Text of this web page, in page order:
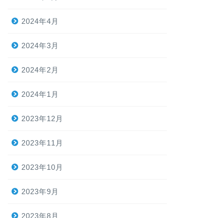
2024年4月
2024年3月
2024年2月
2024年1月
2023年12月
2023年11月
2023年10月
2023年9月
2023年8月